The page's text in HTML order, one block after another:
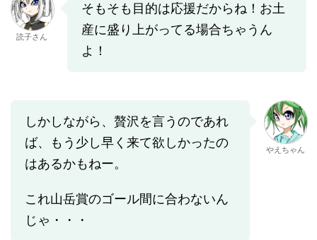
読子さん
そもそも目的は応援だからね！お土
産に盛り上がってる場合ちゃうん
よ！
しかしながら、贅沢を言うのであれ
ば、もう少し早く来て欲しかったの
はあるかもねー。
これ山岳賞のゴール間に合わないん
じゃ・・・
やえちゃん